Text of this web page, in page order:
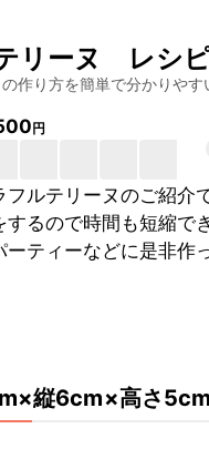
リーヌ レシ
の作り方を簡単で分かりや
円
フルテリーヌのご紹介
するので時間も短縮で
ティーなどに是非作
縦6cm×高さ